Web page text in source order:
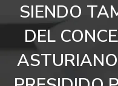
SIENDO
DEL